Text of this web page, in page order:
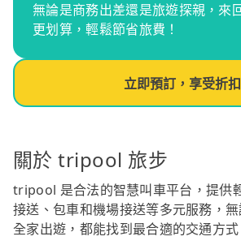
無論是商務出差還是旅遊探親，來
更划算，輕鬆節省旅費！
立即預訂，享受折扣
關於 tripool 旅步
tripool 是合法的智慧叫車平台，提供
接送、包車和機場接送等多元服務，
全家出遊，都能找到最合適的交通方式